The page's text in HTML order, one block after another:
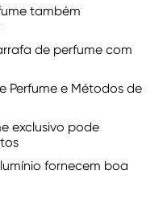
também
de perfume com
Perfume e Métodos de
exclusivo pode
fornecem boa